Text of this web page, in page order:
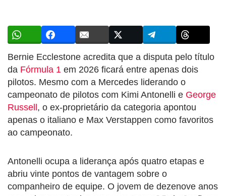
Bernie Ecclestone acredita que a disputa pelo título
da Fórmula 1 em 2026 ficará entre apenas dois
pilotos. Mesmo com a Mercedes liderando o
campeonato de pilotos com Kimi Antonelli e George
Russell, o ex-proprietário da categoria apontou
apenas o italiano e Max Verstappen como favoritos
ao campeonato.
Antonelli ocupa a liderança após quatro etapas e
abriu vinte pontos de vantagem sobre o
companheiro de equipe. O jovem de dezenove anos